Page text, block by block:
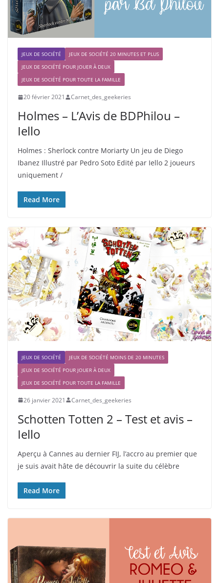
JEUX DE SOCIÉTÉ
JEUX DE SOCIÉTÉ 20 MINUTES ET PLUS
JEUX DE SOCIÉTÉ POUR JOUER À DEUX
JEUX DE SOCIÉTÉ POUR TOUTE LA FAMILLE
20 février 2021 Carnet_des_geekeries
Holmes – L’Avis de BDPhilou –
Iello
Holmes : Sherlock contre Moriarty Un jeu de Diego
Ibanez Illustré par Pedro Soto Edité par Iello 2 joueurs
uniquement /
Read More
JEUX DE SOCIÉTÉ
JEUX DE SOCIÉTÉ MOINS DE 20 MINUTES
JEUX DE SOCIÉTÉ POUR JOUER À DEUX
JEUX DE SOCIÉTÉ POUR TOUTE LA FAMILLE
26 janvier 2021 Carnet_des_geekeries
Schotten Totten 2 – Test et avis –
Iello
Aperçu à Cannes au dernier FIJ, l’accro au premier que
je suis avait hâte de découvrir la suite du célèbre
Read More